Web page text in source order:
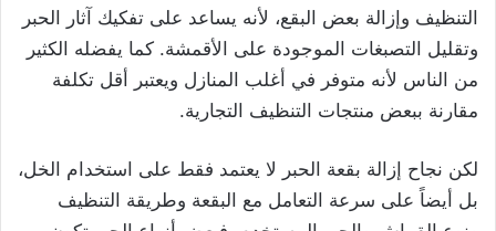
التنظيف وإزالة بعض البقع، لأنه يساعد على تفكيك آثار الحبر
وتقليل التصبغات الموجودة على الأقمشة. كما يفضله الكثير
من الناس لأنه متوفر في أغلب المنازل ويعتبر أقل تكلفة
مقارنة ببعض منتجات التنظيف التجارية.
لكن نجاح إزالة بقعة الحبر لا يعتمد فقط على استخدام الخل،
بل أيضاً على سرعة التعامل مع البقعة وطريقة التنظيف